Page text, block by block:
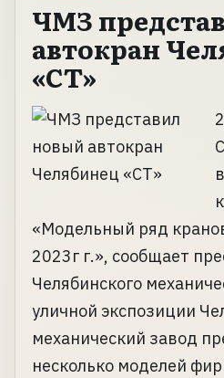
ЧМЗ
автокран
«СТ»
«Модельный ряд
2023г г.», сообщает
Челябинского
уличной экспозиции
механический завод
несколько моделей